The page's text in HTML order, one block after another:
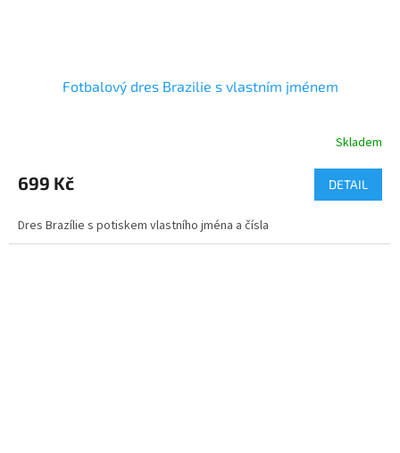
Fotbalový dres Brazilie s vlastním jménem
Skladem
699 Kč DETAIL
Dres Brazílie s potiskem vlastního jména a čísla